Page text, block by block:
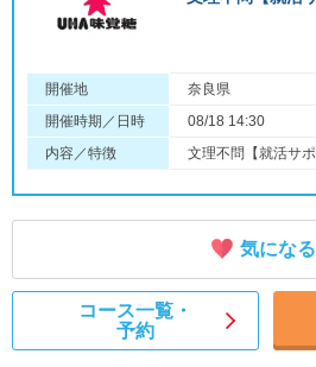
開催地
奈良県
開催時期／日時
08/18 14:30
内容／特徴
文理不問【就活サ
気になる
コース一覧・
予約